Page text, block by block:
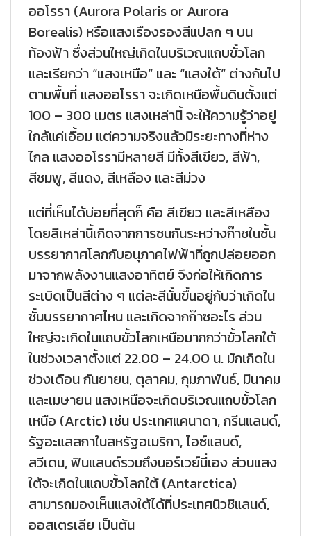
ออโรรา (Aurora Polaris or Aurora
Borealis) หรือแสงเรืองรองสีแปลก ๆ บน
ท้องฟ้า ซึ่งส่วนใหญ่เกิดในบริเวณแถบขั้วโลก
และเรียกว่า “แสงเหนือ” และ “แสงใต้” ต่างกันไป
ตามพื้นที่ แสงออโรรา จะเกิดเหนือพื้นดินตั้งแต่
100 – 300 เมตร แสงเหล่านี้ จะให้ความรู้ว่าอยู่
ใกล้แค่เอื้อม แต่ความจริงแล้วมีระยะทางที่ห่าง
ไกล แสงออโรรามีหลายสี มีทั้งสีเขียว, สีฟ้า,
สีชมพู, สีแดง, สีเหลือง และสีม่วง
แต่ที่เห็นได้บ่อยที่สุดก็ คือ สีเขียว และสีเหลือง
โดยสีเหล่านี้เกิดจากการชนกันระหว่างก๊าซในชั้น
บรรยากาศโลกกับอนุภาคไฟฟ้าที่ถูกปล่อยออก
มาจากพลังงานแสงอาทิตย์ จึงก่อให้เกิดการ
ระเบิดเป็นสีต่าง ๆ แต่ละสีนั้นขึ้นอยู่กับว่าเกิดใน
ชั้นบรรยากาศไหน และเกิดจากก๊าซอะไร ส่วน
ใหญ่จะเกิดในแถบขั้วโลกเหนือมากกว่าขั้วโลกใต้
ในช่วงเวลาตั้งแต่ 22.00 – 24.00 น. มักเกิดใน
ช่วงเดือน กันยายน, ตุลาคม, กุมภาพันธ์, มีนาคม
และเมษายน แสงเหนือจะเกิดบริเวณแถบขั้วโลก
เหนือ (Arctic) เช่น ประเทศแคนาดา, กรีนแลนด์,
รัฐอะแลสกาในสหรัฐอเมริกา, ไอซ์แลนด์,
สวีเดน, ฟินแลนด์รวมถึงนอร์เวย์นี่เอง ส่วนแสง
ใต้จะเกิดในแถบขั้วโลกใต้ (Antarctica)
สามารถมองเห็นแสงใต้ได้ที่ประเทศนิวซีแลนด์,
ออสเตรเลีย เป็นต้น